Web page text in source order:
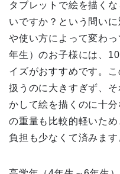
タブレットで絵を描く
いですか？という問い
や使い方によって変わ
年生）のお子様には、
イズがおすすめです。
扱うのに大きすぎず、
かして絵を描くのに十
の重量も比較的軽いた
負担も少なくて済みます